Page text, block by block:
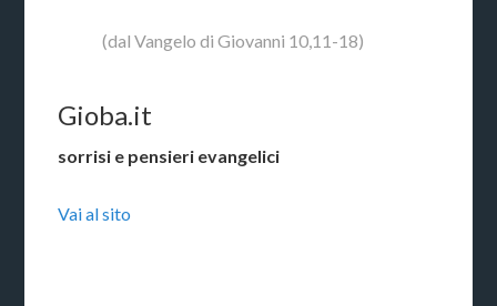
(dal Vangelo di Giovanni 10,11-18)
Gioba.it
sorrisi e pensieri evangelici
Vai al sito